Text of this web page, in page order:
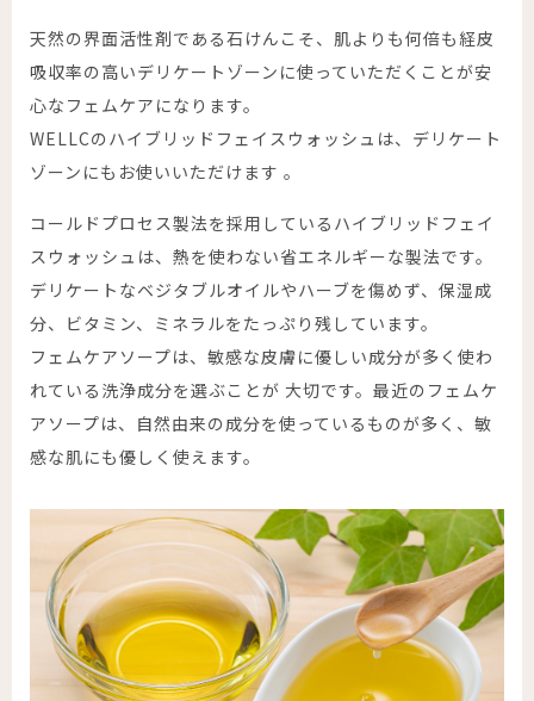
天然の界面活性剤である石けんこそ、肌よりも何倍も経皮
吸収率の高いデリケートゾーンに使っていただくことが安
心なフェムケアになります。
WELLCのハイブリッドフェイスウォッシュは、デリケート
ゾーンにもお使いいただけます 。
コールドプロセス製法を採用しているハイブリッドフェイ
スウォッシュは、熱を使わない省エネルギーな製法です。
デリケートなベジタブルオイルやハーブを傷めず、保湿成
分、ビタミン、ミネラルをたっぷり残しています。
フェムケアソープは、敏感な皮膚に優しい成分が多く使わ
れている洗浄成分を選ぶことが 大切です。最近のフェムケ
アソープは、自然由来の成分を使っているものが多く、敏
感な肌にも優しく使えます。